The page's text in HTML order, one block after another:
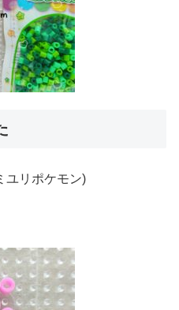
ユリポケモン)